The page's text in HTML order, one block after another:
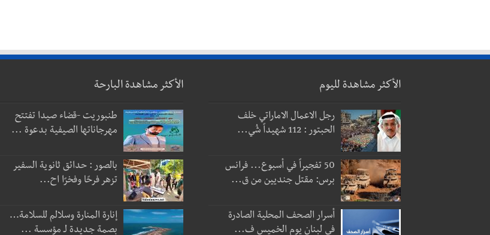
الأكثر مشاهدة لليوم
رجل الاعمال الاماراتي خلف
الحبتور : 112 شهيداً شُي...
50 تفجيراً في أسبوع... فرانس
برس: مقتل جنديين من ق...
أسرار الصحف المحلية الصادرة
في لبنان يوم الخميس ف...
الأكثر مشاهدة البارحة
طنبوريت -قضاء صيدا تفتتح
مهرجاناتها الصيفية بدعوة ...
بالصور : حدائق ثانوية السفير
تزهر فرحًا وفخرًا اح...
إنارة المنارة وسلالم للسلامة…
بصمة جديدة لـ مؤسسة ...